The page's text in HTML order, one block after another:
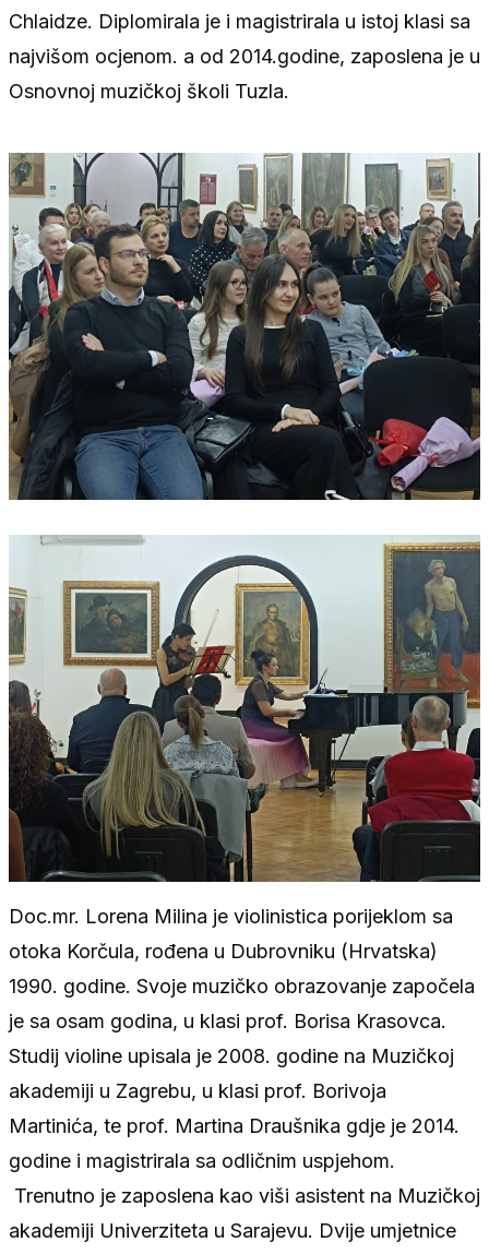
Chlaidze. Diplomirala je i magistrirala u istoj klasi sa
najvišom ocjenom. a od 2014.godine, zaposlena je u
Osnovnoj muzičkoj školi Tuzla.
Doc.mr. Lorena Milina je violinistica porijeklom sa
otoka Korčula, rođena u Dubrovniku (Hrvatska)
1990. godine. Svoje muzičko obrazovanje započela
je sa osam godina, u klasi prof. Borisa Krasovca.
Studij violine upisala je 2008. godine na Muzičkoj
akademiji u Zagrebu, u klasi prof. Borivoja
Martinića, te prof. Martina Draušnika gdje je 2014.
godine i magistrirala sa odličnim uspjehom.
Trenutno je zaposlena kao viši asistent na Muzičkoj
akademiji Univerziteta u Sarajevu. Dvije umjetnice